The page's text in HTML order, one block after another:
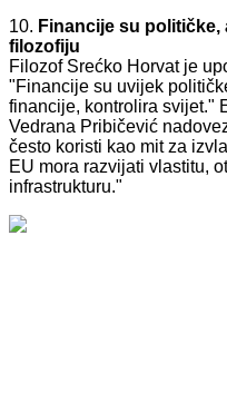
10. Financije su političke,
filozofiju
Filozof Srećko Horvat je
"Financije su uvijek
financije, kontrolira svijet."
Vedrana Pribičević
često koristi kao mit za
EU mora razvijati vlastitu,
infrastrukturu."